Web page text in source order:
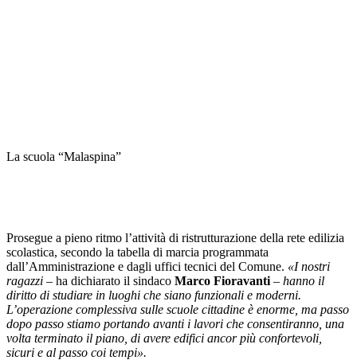
La scuola “Malaspina”
Prosegue a pieno ritmo l’attività di ristrutturazione della rete edilizia
scolastica, secondo la tabella di marcia programmata
dall’Amministrazione e dagli uffici tecnici del Comune. «I nostri
ragazzi – ha dichiarato il sindaco Marco Fioravanti – hanno il
diritto di studiare in luoghi che siano funzionali e moderni.
L’operazione complessiva sulle scuole cittadine è enorme, ma passo
dopo passo stiamo portando avanti i lavori che consentiranno, una
volta terminato il piano, di avere edifici ancor più confortevoli,
sicuri e al passo coi tempi».